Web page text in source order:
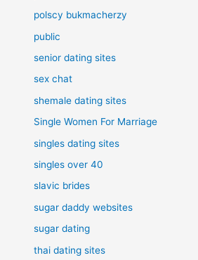
polscy bukmacherzy
public
senior dating sites
sex chat
shemale dating sites
Single Women For Marriage
singles dating sites
singles over 40
slavic brides
sugar daddy websites
sugar dating
thai dating sites